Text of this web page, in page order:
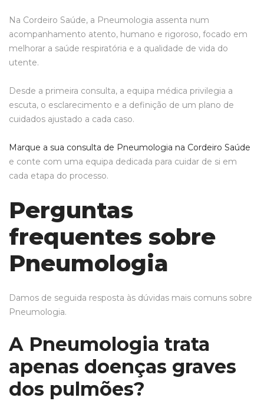
Na Cordeiro Saúde, a Pneumologia assenta num
acompanhamento atento, humano e rigoroso, focado em
melhorar a saúde respiratória e a qualidade de vida do
utente.
Desde a primeira consulta, a equipa médica privilegia a
escuta, o esclarecimento e a definição de um plano de
cuidados ajustado a cada caso.
Marque a sua consulta de Pneumologia na Cordeiro Saúde
e conte com uma equipa dedicada para cuidar de si em
cada etapa do processo.
Perguntas
frequentes sobre
Pneumologia
Damos de seguida resposta às dúvidas mais comuns sobre
Pneumologia.
A Pneumologia trata
apenas doenças graves
dos pulmões?